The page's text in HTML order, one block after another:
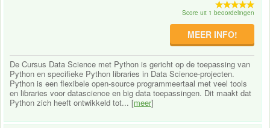
Score uit 1 beoordelingen
MEER INFO!
De Cursus Data Science met Python is gericht op de toepassing van
Python en specifieke Python libraries in Data Science-projecten.
Python is een flexibele open-source programmeertaal met veel tools
en libraries voor datascience en big data toepassingen. Dit maakt dat
Python zich heeft ontwikkeld tot... [meer]